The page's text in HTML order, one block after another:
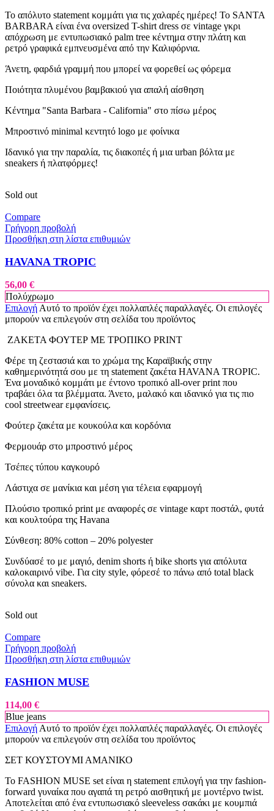
Το απόλυτο statement κομμάτι για τις χαλαρές ημέρες! Το SANTA
BARBARA είναι ένα oversized T-shirt dress σε vintage γκρι
απόχρωση με εντυπωσιακό palm tree κέντημα στην πλάτη και
ρετρό γραφικά εμπνευσμένα από την Καλιφόρνια.
Άνετη, φαρδιά γραμμή που μπορεί να φορεθεί ως φόρεμα
Ποιότητα πλυμένου βαμβακιού για απαλή αίσθηση
Κέντημα "Santa Barbara - California" στο πίσω μέρος
Μπροστινό minimal κεντητό logo με φοίνικα
Ιδανικό για την παραλία, τις διακοπές ή μια urban βόλτα με
sneakers ή πλατφόρμες!
Sold out
Compare
Γρήγορη προβολή
Προσθήκη στη λίστα επιθυμιών
HAVANA TROPIC
56,00 €
Πολύχρωμο
Επιλογή Αυτό το προϊόν έχει πολλαπλές παραλλαγές. Οι επιλογές
μπορούν να επιλεγούν στη σελίδα του προϊόντος
ΖΑΚΕΤΑ ΦΟΥΤΕΡ ΜΕ ΤΡΟΠΙΚΟ PRINT
Φέρε τη ζεστασιά και το χρώμα της Καραϊβικής στην
καθημερινότητά σου με τη statement ζακέτα HAVANA TROPIC.
Ένα μοναδικό κομμάτι με έντονο τροπικό all-over print που
τραβάει όλα τα βλέμματα. Άνετο, μαλακό και ιδανικό για τις πιο
cool streetwear εμφανίσεις.
Φούτερ ζακέτα με κουκούλα και κορδόνια
Φερμουάρ στο μπροστινό μέρος
Τσέπες τύπου καγκουρό
Λάστιχα σε μανίκια και μέση για τέλεια εφαρμογή
Πλούσιο τροπικό print με αναφορές σε vintage καρτ ποστάλ, φυτά
και κουλτούρα της Havana
Σύνθεση: 80% cotton – 20% polyester
Συνδύασέ το με μαγιό, denim shorts ή bike shorts για απόλυτα
καλοκαιρινό vibe. Για city style, φόρεσέ το πάνω από total black
σύνολα και sneakers.
Sold out
Compare
Γρήγορη προβολή
Προσθήκη στη λίστα επιθυμιών
FASHION MUSE
114,00 €
Blue jeans
Επιλογή Αυτό το προϊόν έχει πολλαπλές παραλλαγές. Οι επιλογές
μπορούν να επιλεγούν στη σελίδα του προϊόντος
ΣΕΤ ΚΟΥΣΤΟΥΜΙ ΑΜΑΝΙΚΟ
Το FASHION MUSE set είναι η statement επιλογή για την fashion-
forward γυναίκα που αγαπά τη ρετρό αισθητική με μοντέρνο twist.
Αποτελείται από ένα εντυπωσιακό sleeveless σακάκι με κουμπιά